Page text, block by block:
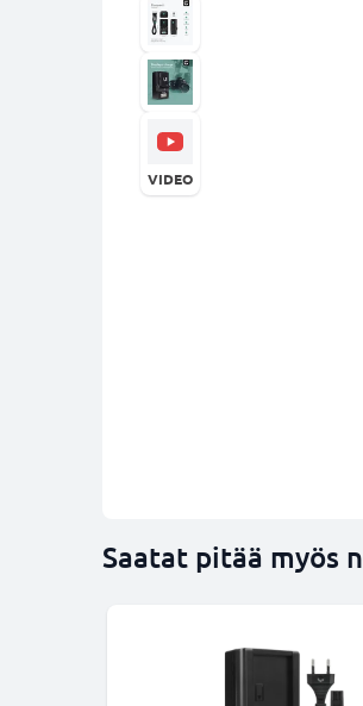
VIDEO
Saatat pitää myös